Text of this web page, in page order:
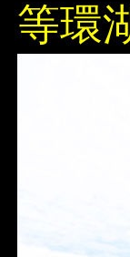
等環